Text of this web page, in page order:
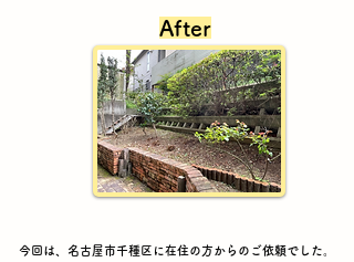
After
​今回は、名古屋市千種区に在住の方からのご依頼でした。